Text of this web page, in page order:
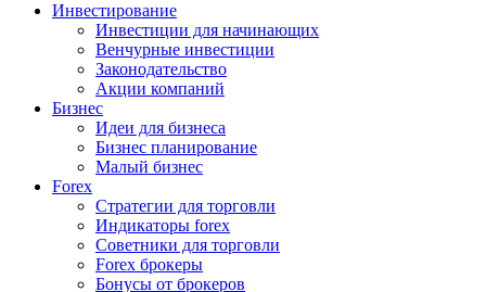
Инвестирование
Инвестиции для начинающих
Венчурные инвестиции
Законодательство
Акции компаний
Бизнес
Идеи для бизнеса
Бизнес планирование
Малый бизнес
Forex
Стратегии для торговли
Индикаторы forex
Советники для торговли
Forex брокеры
Бонусы от брокеров